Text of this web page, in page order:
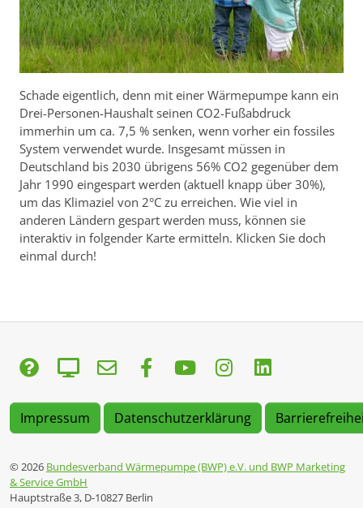
Schade eigentlich, denn mit einer Wärmepumpe kann ein
Drei-Personen-Haushalt seinen CO2-Fußabdruck
immerhin um ca. 7,5 % senken, wenn vorher ein fossiles
System verwendet wurde. Insgesamt müssen in
Deutschland bis 2030 übrigens 56% CO2 gegenüber dem
Jahr 1990 eingespart werden (aktuell knapp über 30%),
um das Klimaziel von 2°C zu erreichen. Wie viel in
anderen Ländern gespart werden muss, können sie
interaktiv in folgender Karte ermitteln. Klicken Sie doch
einmal durch!
Impressum Datenschutzerklärung
© 2026 Bundesverband Wärmepumpe (BWP) e.V. und BWP Marketing
& Service GmbH
Hauptstraße 3, D-10827 Berlin